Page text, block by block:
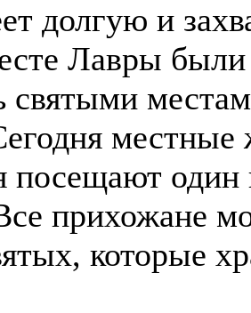
долгую и
Лавры
святыми
местные
посещают
прихожане
которые